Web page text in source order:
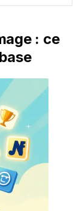
: ce